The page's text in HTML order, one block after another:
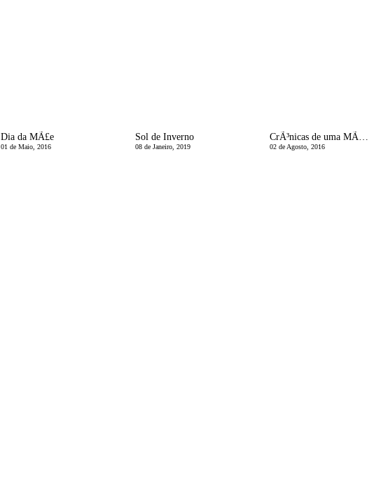
Dia da MÃ£e
01 de Maio, 2016
Sol de Inverno
08 de Janeiro, 2019
CrÃ³nicas de uma MÃ£e Divorciada | O Amor do SÃ©c. XXI
02 de Agosto, 2016